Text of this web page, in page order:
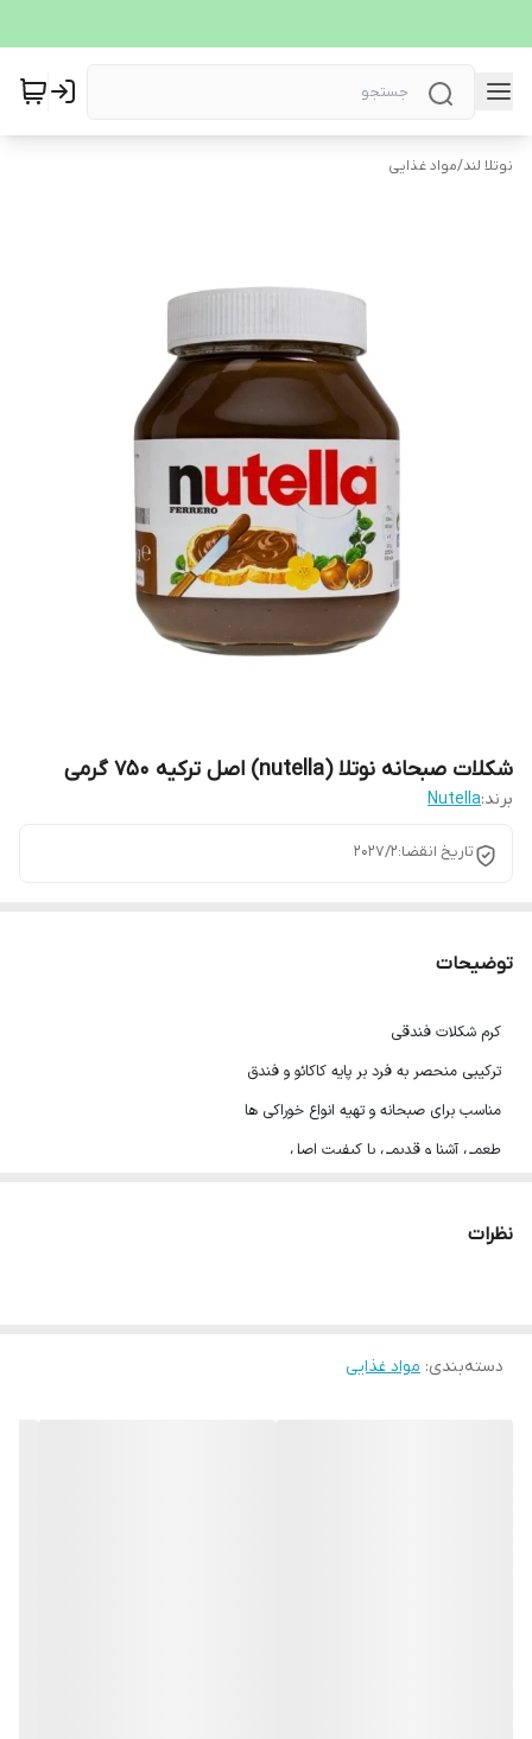
نوتلا لند/مواد غذایی
شکلات صبحانه نوتلا (nutella) اصل ترکیه 750 گرمی
برند:Nutella
تاریخ انقضا:202۷/۲
توضیحات
کرم شکلات فندقی
ترکیبی منحصر به فرد بر پایه کاکائو و فندق
مناسب برای صبحانه و تهیه انواع خوراکی ها
طعمی آشنا و قدیمی با کیفیت اصل
محصول ترکیه تحت لیسانس فررو Ferrero ایتالیا
نظرات
دسته‌بندی: مواد غذایی